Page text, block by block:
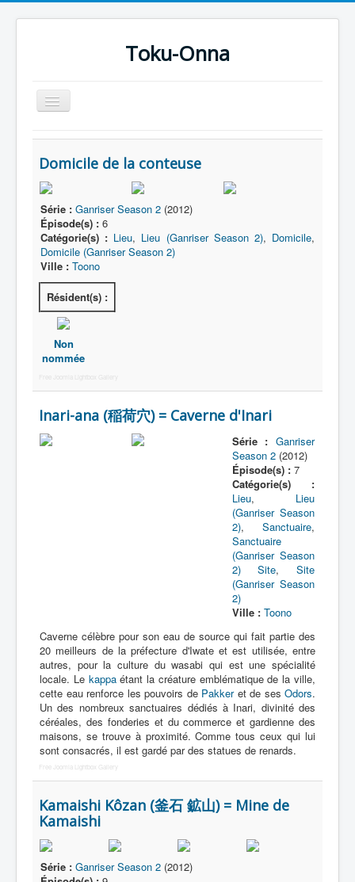
Toku-Onna
Basculer
la
Accueil
Toku-Actrices
Toku-Critiques
Séries
Films
COSAA
Dessins
Artiste Asperger
Lexique
Tetsujin Ganriser Season 2 (鉄神
ガンライザー シーズン 2) = Dieu de
fer Ganriser Saison 2
Tous
Récurrent
Boutique
Domicile
Mine
Musée
Parc
Domicile de la conteuse
Série : Ganriser Season 2 (2012)
Épisode(s) : 6
Catégorie(s) : Lieu, Lieu (Ganriser Season 2), Domicile,
Domicile (Ganriser Season 2)
Ville : Toono
Résident(s) :
Non
nommée
Inari-ana (稲荷穴) = Caverne d'Inari
Série : Ganriser
Season 2(2012)
Épisode(s) :7
Catégorie(s) :
Lieu, Lieu
(Ganriser Season
2), Sanctuaire,
Sanctuaire
(Ganriser Season
2)
Site, Site
(Ganriser Season
2)
Ville : Toono
Caverne célèbre pour son eau de source qui fait partie des
20 meilleurs de la préfecture d'Iwate et est utilisée, entre
autres, pour la culture du wasabi qui est une spécialité
locale. Le kappaétant la créature emblématique de la ville,
cette eau renforce les pouvoirs de Pakkeret de ses Odors.
Un des nombreux sanctuaires dédiés à Inari, divinité des
céréales, des fonderies et du commerce et gardienne des
maisons, se trouve à proximité. Comme tous ceux qui lui
sont consacrés, il est gardé par des statues de renards.
Free Joomla Lightbox Gallery
Kamaishi Kôzan (釜石 鉱山) = Mine de
Kamaishi
Série : Ganriser Season 2 (2012)